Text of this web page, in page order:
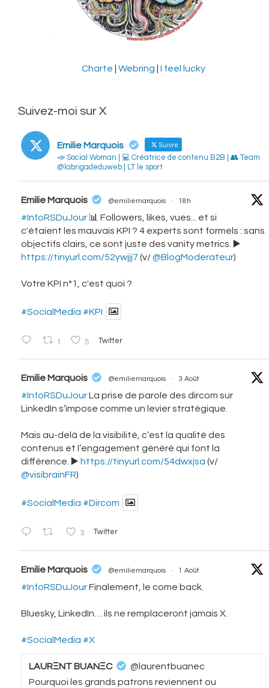
Charte Webring I feel lucky
Suivez-moi sur X
Emilie Marquois Suivre
📣 Social Woman | 💻 Créatrice de contenu B2B | 👥 Team
@labrigadeduweb | LT le sport
Emilie Marquois @emiliemarquois · 18h
#InfoRSDuJour 📊 Followers, likes, vues... et si
c'étaient les mauvais KPI ? 4 experts sont formels : sans
objectifs clairs, ce sont juste des vanity metrics. ▶️
https://tinyurl.com/52ywjjj7 (v/@BlogModerateur)
Votre KPI n°1, c'est quoi ?
#SocialMedia #KPI
1 5 Twitter
Emilie Marquois @emiliemarquois · 3 Août
#InfoRSDuJourLa prise de parole des dircom sur
LinkedIn s’impose comme un levier stratégique.
Mais au-delà de la visibilité, c’est la qualité des
contenus et l’engagement généré qui font la
différence. ▶️ https://tinyurl.com/54dwxjsa (v/
@visibrainFR)
#SocialMedia #Dircom
3 Twitter
Emilie Marquois @emiliemarquois · 1 Août
#InfoRSDuJourFinalement, le come back.
Bluesky, LinkedIn… ils ne remplaceront jamais X.
#SocialMedia #X
LAURΞNT BUANΞC
@laurentbuanec
Pourquoi les grands patrons reviennent ou